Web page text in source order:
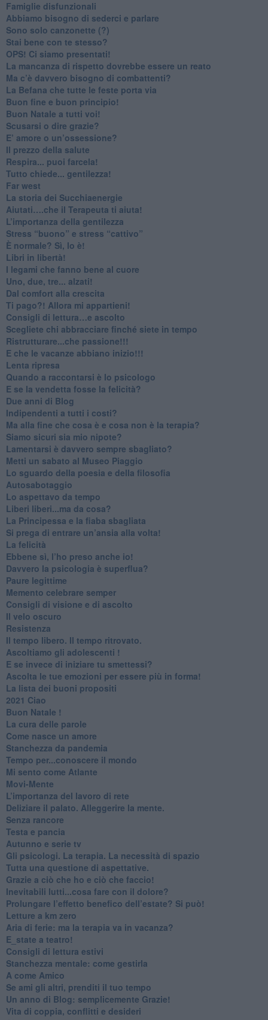
​Famiglie disfunzionali
​Abbiamo bisogno di sederci e parlare
Sono solo canzonette (?)
​Stai bene con te stesso?
​OPS! Ci siamo presentati!
​La mancanza di rispetto dovrebbe essere un reato
​Ma c’è davvero bisogno di combattenti?
​La Befana che tutte le feste porta via
Buon fine e buon principio!
​Buon Natale a tutti voi!
​Scusarsi o dire grazie?
​E’ amore o un’ossessione?
​Il prezzo della salute
​Respira... puoi farcela!
​Tutto chiede... gentilezza!
​Far west
​La storia dei Succhiaenergie
​Aiutati….che il Terapeuta ti aiuta!
​L’importanza della gentilezza
​Stress “buono” e stress “cattivo”
​È normale? Sì, lo è!
​Libri in libertà!
​I legami che fanno bene al cuore
Uno, due, tre... alzati!​
​Dal comfort alla crescita
​Ti pago?! Allora mi appartieni!​
​Consigli di lettura…e ascolto
​Scegliete chi abbracciare finché siete in tempo
​Ristrutturare...che passione!!!
​E che le vacanze abbiano inizio!!!
​Lenta ripresa
​Quando a raccontarsi è lo psicologo
​E se la vendetta fosse la felicità?
​Due anni di Blog
​Indipendenti a tutti i costi?
​Ma alla fine che cosa è e cosa non è la terapia?
​Siamo sicuri sia mio nipote?
​Lamentarsi è davvero sempre sbagliato?
​Metti un sabato al Museo Piaggio
​Lo sguardo della poesia e della filosofia
Autosabotaggio
​Lo aspettavo da tempo
​Liberi liberi...ma da cosa?
​La Principessa e la fiaba sbagliata
Si prega di entrare un’ansia alla volta!
​La felicità
​Ebbene sì, l’ho preso anche io!
​Davvero la psicologia è superflua?
Paure legittime
​Memento celebrare semper
​Consigli di visione e di ascolto
​Il velo oscuro
Resistenza
​Il tempo libero. Il tempo ritrovato.
Ascoltiamo gli adolescenti !
​E se invece di iniziare tu smettessi?
​Ascolta le tue emozioni per essere più in forma!
​La lista dei buoni propositi
2021 Ciao
Buon Natale !
​La cura delle parole
​Come nasce un amore
Stanchezza da pandemia
​Tempo per...conoscere il mondo
​Mi sento come Atlante
​Movi-Mente
​L’importanza del lavoro di rete
​Deliziare il palato. Alleggerire la mente.
​Senza rancore
​Testa e pancia
​Autunno e serie tv
​Gli psicologi. La terapia. La necessità di spazio
​Tutta una questione di aspettative.
​Grazie a ciò che ho e ciò che faccio!
​Inevitabili lutti...cosa fare con il dolore?
Prolungare l’effetto benefico dell’estate? Si può!
​Letture a km zero
​Aria di ferie: ma la terapia va in vacanza?
​E_state a teatro!
​Consigli di lettura estivi
​Stanchezza mentale: come gestirla
​A come Amico
​Se ami gli altri, prenditi il tuo tempo
​Un anno di Blog: semplicemente Grazie!
​Vita di coppia, conflitti e desideri